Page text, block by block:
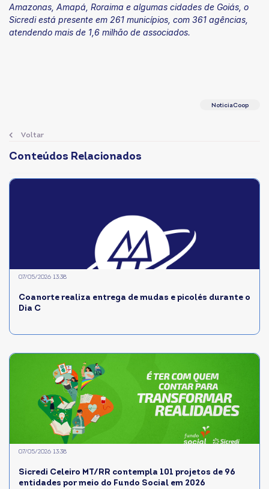
Amazonas, Amapá, Roraima e algumas cidades de Goiás, o
Sicredi está presente em 261 municípios, com 361 agências,
atendendo mais de 1,6 milhão de associados.
Voltar
NoticiaCoop
Conteúdos Relacionados
Coanorte realiza entrega de mudas e picolés durante o
Dia C
07/05/2026 13:38
Sicredi Celeiro MT/RR contempla 101 projetos de 96
entidades por meio do Fundo Social em 2026
07/05/2026 13:38